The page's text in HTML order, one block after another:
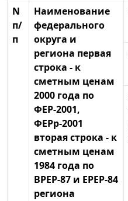
N
п/
п
Наименование
федерального
округа и
региона первая
строка - к
сметным ценам
2000 года по
ФЕР-2001,
ФЕРр-2001
вторая строка - к
сметным ценам
1984 года по
ВРЕР-87 и ЕРЕР-84
региона